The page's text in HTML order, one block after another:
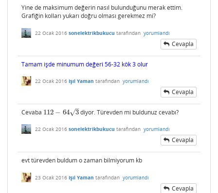
Yine de maksimum değerin nasıl bulunduğunu merak ettim.
Grafiğin kolları yukarı doğru olması gerekmez mi?
22 Ocak 2016 sonelektrikbukucu tarafından yorumlandı
Cevapla
Tamam işde minumum değeri 56-32 kök 3 olur
22 Ocak 2016 Işıl Yaman tarafından yorumlandı
Cevapla
Cevaba 112 − 64 3
–
√
112 −643 diyor. Türevden mi buldunuz cevabı?
22 Ocak 2016 sonelektrikbukucu tarafından yorumlandı
Cevapla
evt türevden buldum o zaman bilmiyorum kb
23 Ocak 2016 Işıl Yaman tarafından yorumlandı
Cevapla